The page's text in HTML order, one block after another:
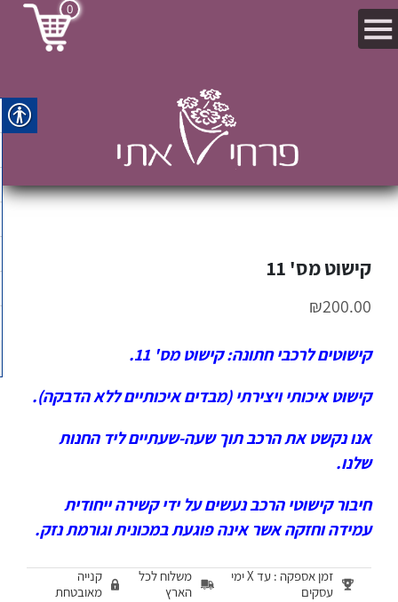
0
קישוט מס' 11
₪200.00
קישוטים לרכבי חתונה: קישוט מס' 11.
קישוט איכותי ויצירתי (מבדים איכותיים ללא הדבקה).
אנו נקשט את הרכב תוך שעה-שעתיים ליד החנות
שלנו.
חיבור קישוטי הרכב נעשים על ידי קשירה ייחודית
עמידה וחזקה אשר אינה פוגעת במכונית וגורמת נזק.
זמן אספקה : עד X ימי
עסקים
משלוח לכל
הארץ
קנייה
מאובטחת